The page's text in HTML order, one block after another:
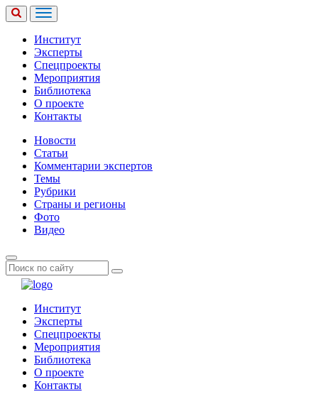
Институт
Эксперты
Спецпроекты
Мероприятия
Библиотека
О проекте
Контакты
Новости
Статьи
Комментарии экспертов
Темы
Рубрики
Страны и регионы
Фото
Видео
Институт
Эксперты
Спецпроекты
Мероприятия
Библиотека
О проекте
Контакты